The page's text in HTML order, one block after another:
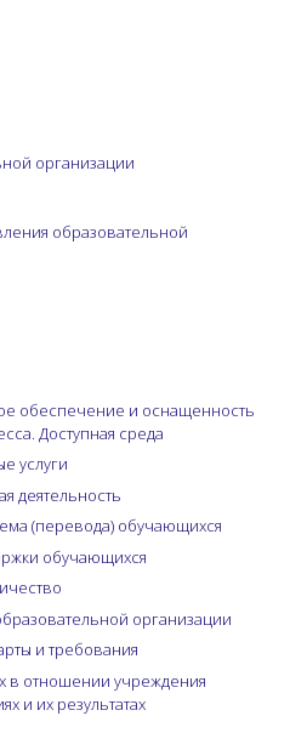
организации
образовательной
обеспечение и оснащенность
Доступная среда
услуги
деятельность
(перевода) обучающихся
обучающихся
организации
и требования
в отношении учреждения
и их результатах